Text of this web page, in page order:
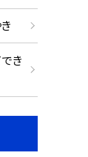
き